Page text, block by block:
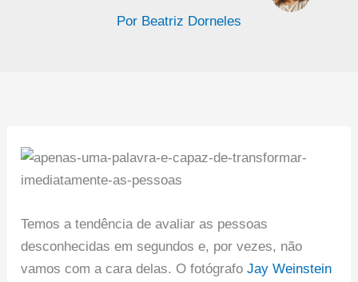
Por Beatriz Dorneles
Temos a tendência de avaliar as pessoas
desconhecidas em segundos e, por vezes, não
vamos com a cara delas. O fotógrafoJay Weinstein